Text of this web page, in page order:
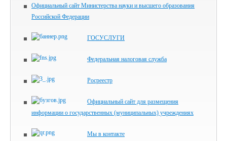
Официальный сайт Министерства науки и высшего образования
Российской Федерации
ГОСУСЛУГИ
Федеральная налоговая служба
Росреестр
Официальный сайт для размещения
информации о государственных (муниципальных) учреждениях
Мы в контакте